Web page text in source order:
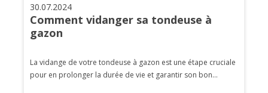
30.07.2024
Comment vidanger sa tondeuse à
gazon
La vidange de votre tondeuse à gazon est une étape cruciale
pour en prolonger la durée de vie et garantir son bon...